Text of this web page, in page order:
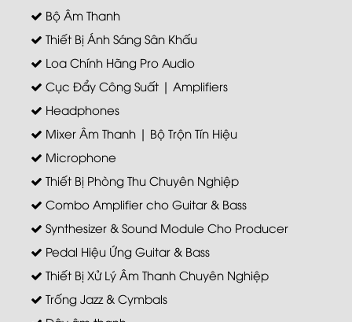
Bộ Âm Thanh
Thiết Bị Ánh Sáng Sân Khấu
Loa Chính Hãng Pro Audio
Cục Đẩy Công Suất | Amplifiers
Headphones
Mixer Âm Thanh | Bộ Trộn Tín Hiệu
Microphone
Thiết Bị Phòng Thu Chuyên Nghiệp
Combo Amplifier cho Guitar & Bass
Synthesizer & Sound Module Cho Producer
Pedal Hiệu Ứng Guitar & Bass
Thiết Bị Xử Lý Âm Thanh Chuyên Nghiệp
Trống Jazz & Cymbals